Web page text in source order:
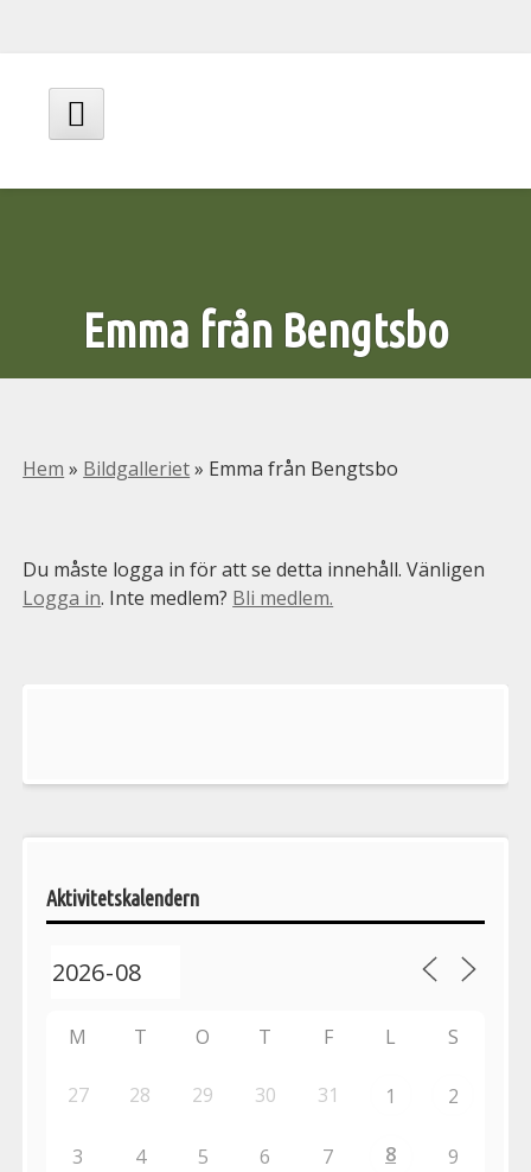
innehåll
Huvudmeny
Emma från Bengtsbo
Hem » Bildgalleriet» Emma från Bengtsbo
Du måste logga in för att se detta innehåll. Vänligen
Logga in. Inte medlem? Bli medlem.
aktiviteter
Aktivitetskalendern
M T O T F L S
27 28 29 30 31 1 2
3 4 5 6 7 8 9